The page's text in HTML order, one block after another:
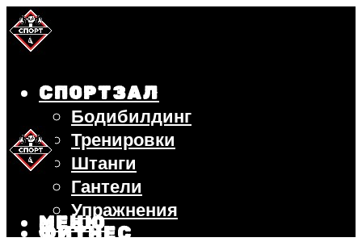
СПОРТЗАЛ
Бодибилдинг
Тренировки
Штанги
Гантели
Упражнения
ФИТНЕС
МЕНЮ